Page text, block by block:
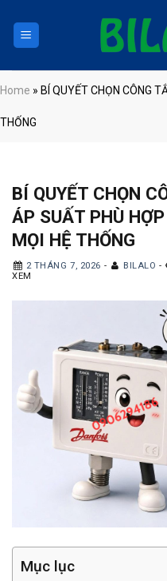
content
Home » BÍ QUYẾT CHỌN CÔNG
THỐNG
BÍ QUYẾT CHỌN
ÁP SUẤT PHÙ
MỌI HỆ THỐNG
2 THÁNG 7, 2026 - BILALO -
XEM
Mục lục